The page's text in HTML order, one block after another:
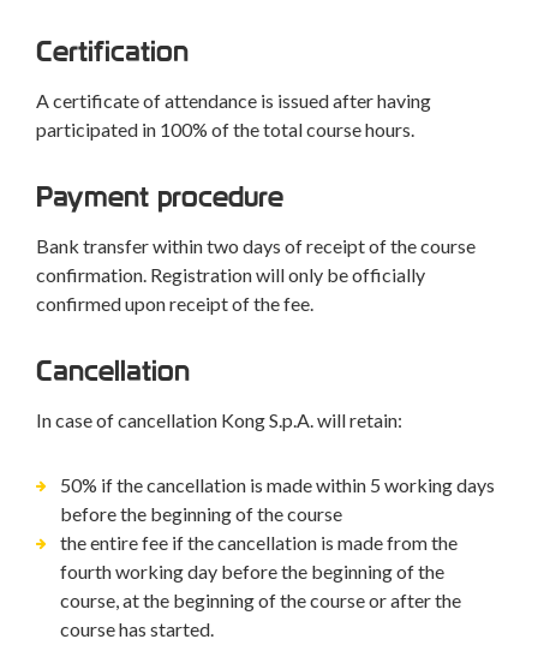
Certification
A certificate of attendance is issued after having
participated in 100% of the total course hours.
Payment procedure
Bank transfer within two days of receipt of the course
confirmation. Registration will only be officially
confirmed upon receipt of the fee.
Cancellation
In case of cancellation Kong S.p.A. will retain:
50% if the cancellation is made within 5 working days
before the beginning of the course
the entire fee if the cancellation is made from the
fourth working day before the beginning of the
course, at the beginning of the course or after the
course has started.